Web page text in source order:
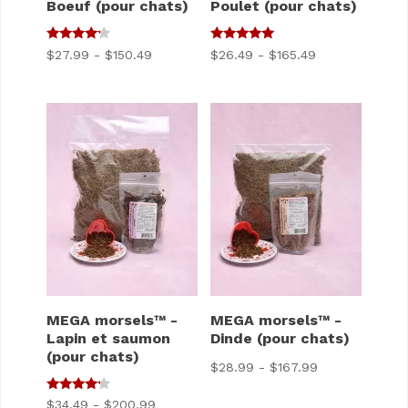
Boeuf (pour chats)
4
sur 5
$27.99 - $150.49
prix
$27.99
à
$150.49
Poulet (pour chats)
5
sur 5
$26.49 - $165.49Gamme
prix
$26.49
à
$165.49
MEGA morsels™ -
Lapin et saumon
(pour chats)
4
$34.49 - $200.99
MEGA morsels™ -
Dinde (pour chats)
$28.99 - $167.99Gamme